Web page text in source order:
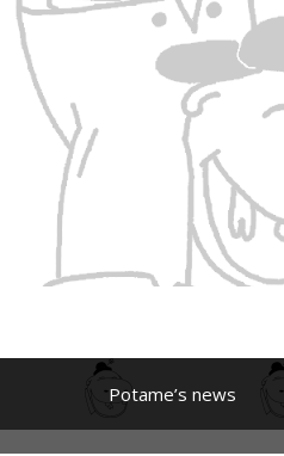
Aller
au
contenu
Potame’s news